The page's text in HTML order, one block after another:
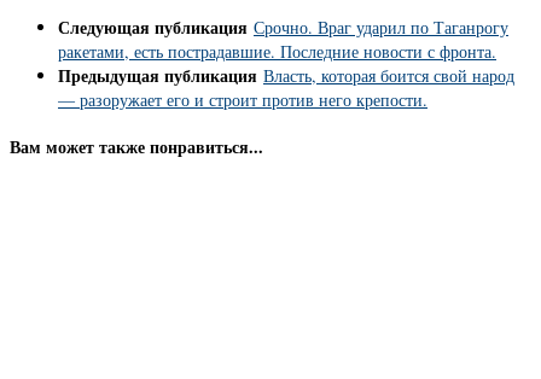
Следующая публикация Срочно. Враг ударил по Таганрогу
ракетами, есть пострадавшие. Последние новости с фронта.
Предыдущая публикация Власть, которая боится свой народ
— разоружает его и строит против него крепости.
Вам может также понравиться...